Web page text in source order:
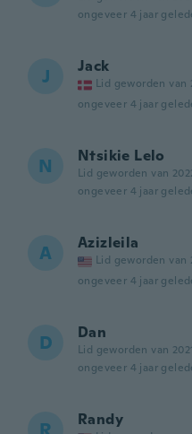
ongeveer 4 jaar
J Jack
Lid geworden van
ongeveer 4 jaar
N Ntsikie Lelo
Lid geworden van
ongeveer 4 jaar
A Azizleila
Lid geworden van
ongeveer 4 jaar
D Dan
Lid geworden van 2021
ongeveer 4 jaar
Randy